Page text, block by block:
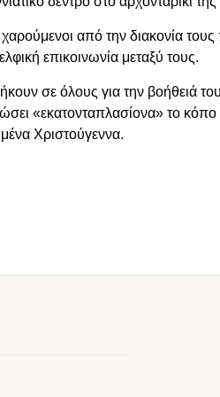
από την διακονία
επικοινωνία μεταξύ τους.
σε όλους για την βοήθειά
«εκατονταπλασίονα» το
Χριστούγεννα.